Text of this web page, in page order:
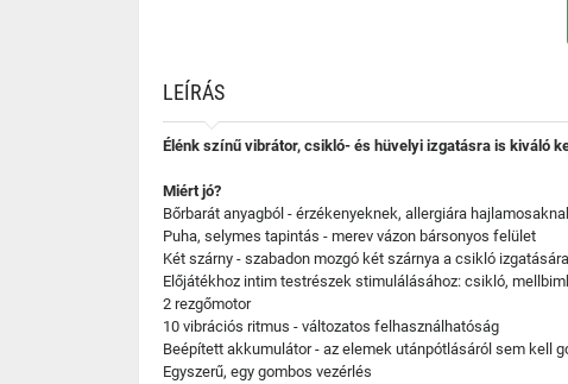
LEÍRÁS
Élénk színű vibrátor, csikló- és hüvelyi izgatásra is kiváló
Miért jó?
Bőrbarát anyagból - érzékenyeknek, allergiára
Puha, selymes tapintás - merev vázon bársonyos felület
Két szárny - szabadon mozgó két szárnya a csikló
Előjátékhoz intim testrészek stimulálásához: csikló,
2 rezgőmotor
10 vibrációs ritmus - változatos felhasználhatóság
Beépített akkumulátor - az elemek utánpótlásáról sem kell
Egyszerű, egy gombos vezérlés